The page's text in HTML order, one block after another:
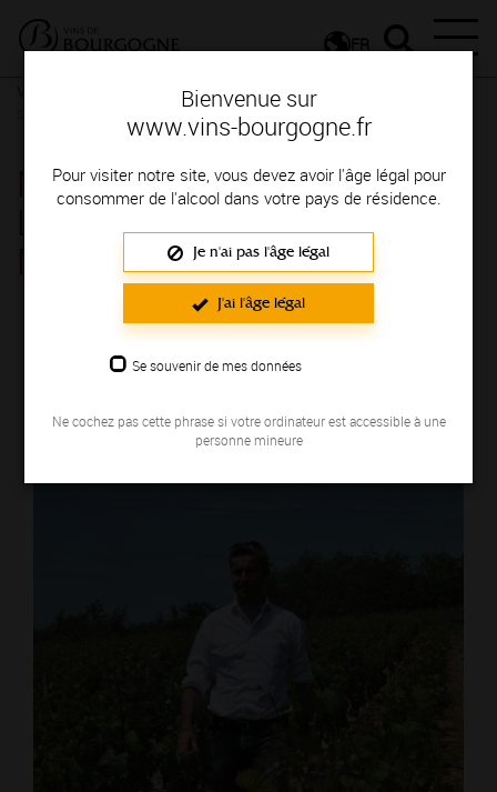
Bienvenue sur
www.vins-bourgogne.fr
Pour visiter notre site, vous devez avoir l'âge légal pour
consommer de l'alcool dans votre pays de résidence.
Je n'ai pas l'âge légal
J'ai l'âge légal
Se souvenir de mes données
Ne cochez pas cette phrase si votre ordinateur est accessible à une
personne mineure
FR
Femmes et hommes passionnés
MAISON BENJAMIN
LAROCHE - LA
MANUFACTURE
Région de production : CHABLIS